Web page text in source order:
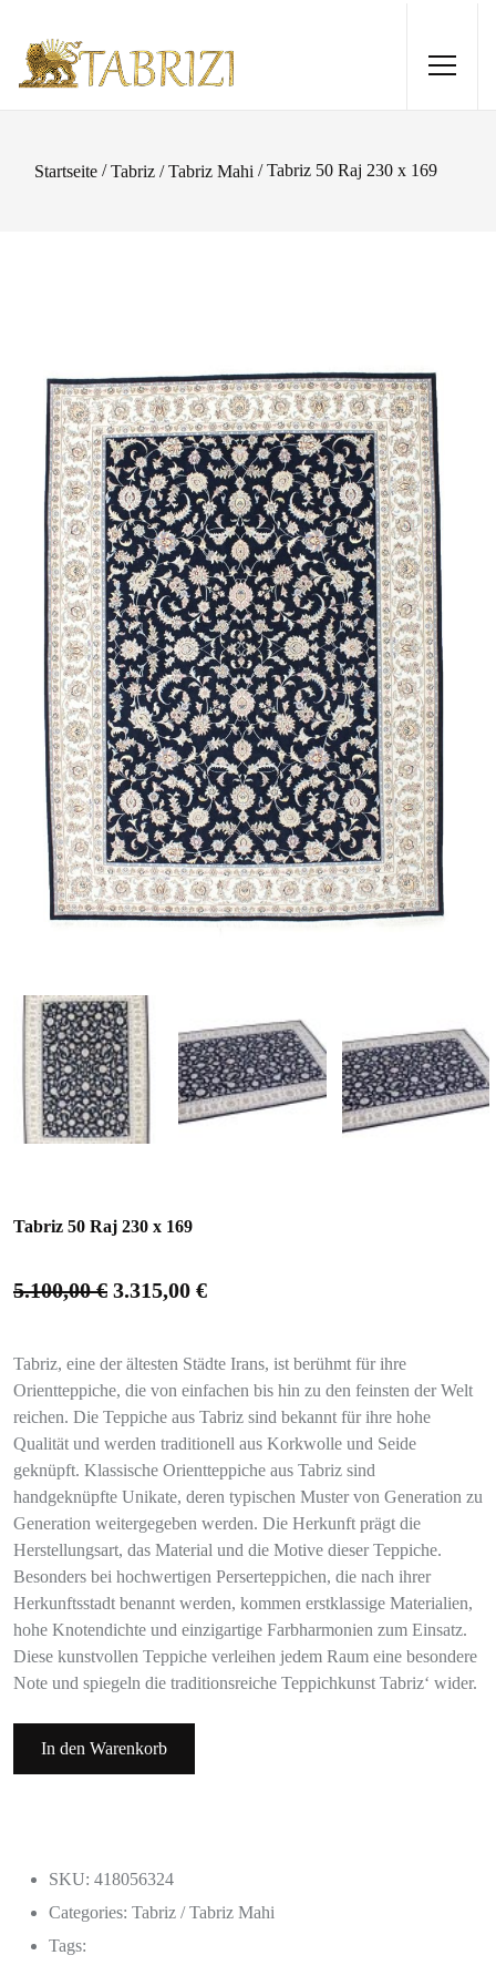
Startseite /Tabriz / Tabriz Mahi / Tabriz 50 Raj 230 x 169
Tabriz 50 Raj 230 x 169
5.100,00€ 3.315,00 €
Tabriz, eine der ältesten Städte Irans, ist berühmt für ihre
Orientteppiche, die von einfachen bis hin zu den feinsten der Welt
reichen. Die Teppiche aus Tabriz sind bekannt für ihre hohe
Qualität und werden traditionell aus Korkwolle und Seide
geknüpft. Klassische Orientteppiche aus Tabriz sind
handgeknüpfte Unikate, deren typischen Muster von Generation zu
Generation weitergegeben werden. Die Herkunft prägt die
Herstellungsart, das Material und die Motive dieser Teppiche.
Besonders bei hochwertigen Perserteppichen, die nach ihrer
Herkunftsstadt benannt werden, kommen erstklassige Materialien,
hohe Knotendichte und einzigartige Farbharmonien zum Einsatz.
Diese kunstvollen Teppiche verleihen jedem Raum eine besondere
Note und spiegeln die traditionsreiche Teppichkunst Tabriz‘ wider.
In den Warenkorb
SKU: 418056324
Categories: Tabriz / Tabriz Mahi
Tags:
2.375,00€ + HINZUFÜGEN